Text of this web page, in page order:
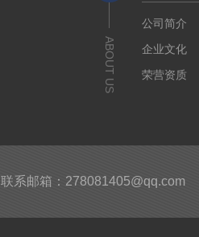
ABOUT US
公司简介
企业文化
荣营资质
联系邮箱：278081405@qq.com